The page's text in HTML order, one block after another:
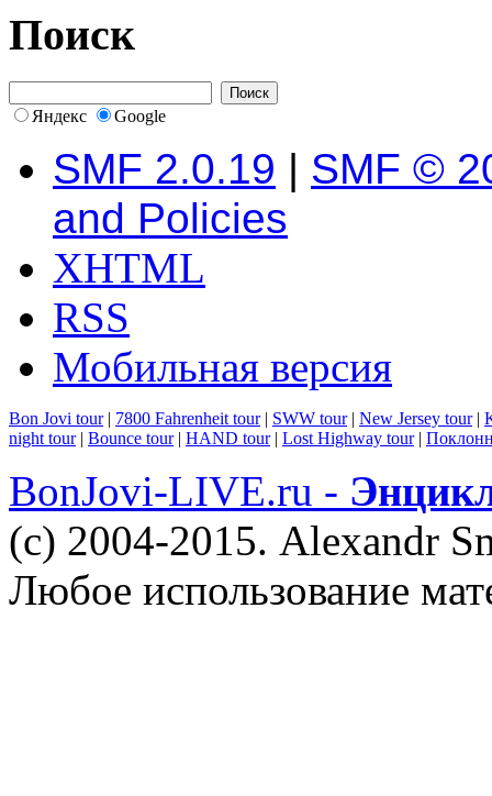
Поиск
Яндекс Google
SMF 2.0.19 | SMF ©
and Policies
XHTML
RSS
Мобильная версия
Bon Jovi tour| 7800 Fahrenheit tour| SWW tour| New Jersey tour|
night tour| Bounce tour| HAND tour| Lost Highway tour|
BonJovi-LIVE.ru -
(c) 2004-2015. Alexandr
Любое использование